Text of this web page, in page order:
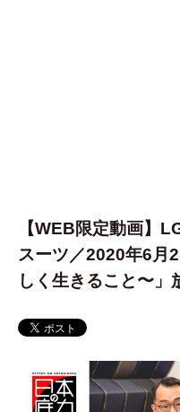
【WEB限定動画】
スーツ／2020年6月
しく生きること〜」